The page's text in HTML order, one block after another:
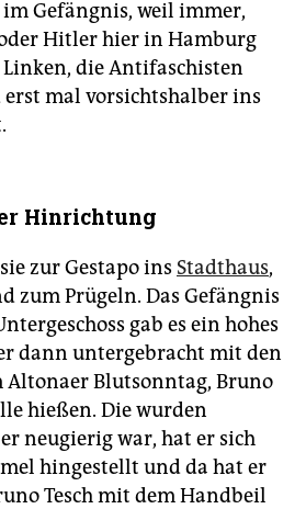
Gefängnis, weil immer,
Hitler hier in Hamburg
die Antifaschisten
mal vorsichtshalber ins
Hinrichtung
zur Gestapo ins Stadthaus,
zum Prügeln. Das Gefängnis
gab es ein hohes
dann untergebracht mit den
Altonaer Blutsonntag, Bruno
hießen. Die wurden
neugierig war, hat er sich
hingestellt und da hat er
Tesch mit dem Handbeil